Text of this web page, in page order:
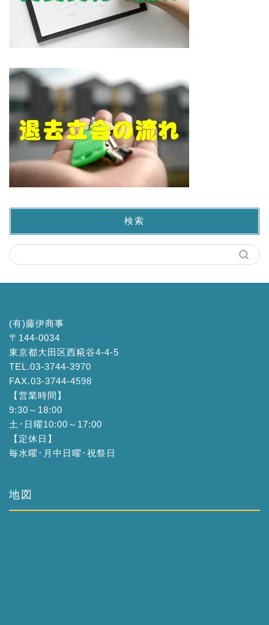
検索
(有)藤伊商事
〒144-0034
東京都大田区西糀谷4-4-5
TEL.03-3744-3970
FAX.03-3744-4598
【営業時間】
9:30～18:00
土･日曜10:00～17:00
【定休日】
毎水曜･月中日曜･祝祭日
地図